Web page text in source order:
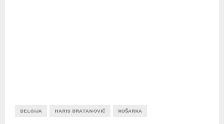
BELGIJA HARIS BRATANOVIĆ KOŠARKA